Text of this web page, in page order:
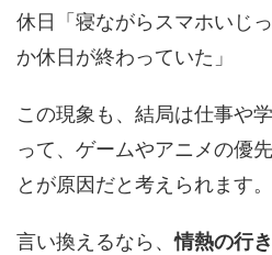
休日「寝ながらスマホいじ
か休日が終わっていた」
この現象も、結局は仕事や
って、ゲームやアニメの優
とが原因だと考えられます。
言い換えるなら、情熱の行